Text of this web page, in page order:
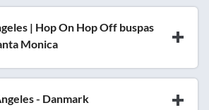
| Hop On Hop Off buspas
Monica
- Danmark